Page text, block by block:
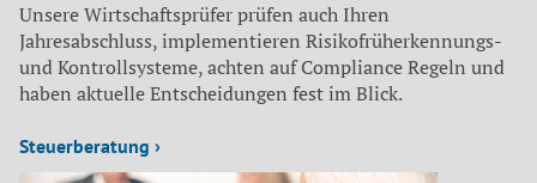
Unsere Wirtschaftsprüfer prüfen auch Ihren
Jahresabschluss, implementieren Risikofrüherkennungs-
und Kontrollsysteme, achten auf Compliance Regeln und
haben aktuelle Entscheidungen fest im Blick.
Steuerberatung ›